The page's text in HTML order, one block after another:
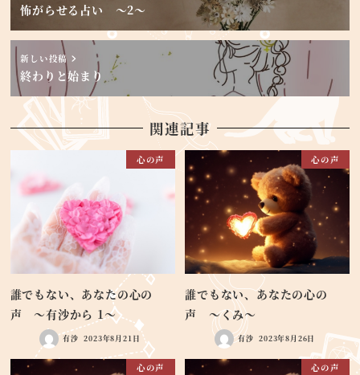
怖がらせる占い ～2～
新しい投稿
終わりと始まり
関連記事
心の声
誰でもない、あなたの心の
声 ～有沙から 1～
有沙 2023年8月21日
心の声
誰でもない、あなたの心の
声 ～くみ～
有沙 2023年8月26日
心の声 心の声